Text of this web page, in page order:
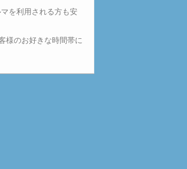
を利用される方も安
様のお好きな時間帯に